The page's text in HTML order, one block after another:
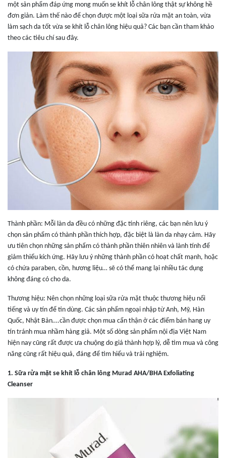
một sản phẩm đáp ứng mong muốn se khít lỗ chân lông thật sự không hề
đơn giản. Làm thế nào để chọn được một loại sữa rửa mặt an toàn, vừa
làm sạch da tốt vừa se khít lỗ chân lông hiệu quả? Các bạn cần tham khảo
theo các tiêu chí sau đây.
Thành phần: Mỗi làn da đều có những đặc tính riêng, các bạn nên lưu ý
chọn sản phẩm có thành phần thích hợp, đặc biệt là làn da nhạy cảm. Hãy
ưu tiên chọn những sản phẩm có thành phần thiên nhiên và lành tính để
giảm thiểu kích ứng. Hãy lưu ý những thành phần có hoạt chất mạnh, hoặc
có chứa paraben, cồn, hương liệu… sẽ có thể mang lại nhiều tác dụng
không đáng có cho da.
Thương hiệu: Nên chọn những loại sữa rửa mặt thuộc thương hiệu nổi
tiếng và uy tín để tin dùng. Các sản phẩm ngoại nhập từ Anh, Mỹ, Hàn
Quốc, Nhật Bản….cần được chọn mua cẩn thận ở các điểm bán hang uy
tín tránh mua nhầm hàng giả. Một số dòng sản phẩm nội địa Việt Nam
hiện nay cũng rất được ưa chuộng do giá thành hợp lý, dễ tìm mua và công
năng cũng rất hiệu quả, đáng để tìm hiểu và trải nghiệm.
1. Sữa rửa mặt se khít lỗ chân lông Murad AHA/BHA Exfoliating
Cleanser